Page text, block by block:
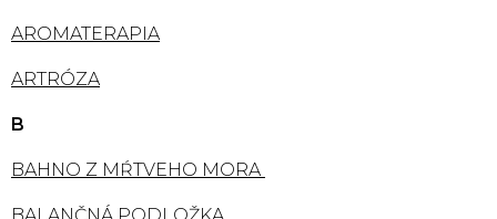
AROMATERAPIA
ARTRÓZA
B
BAHNO Z MŔTVEHO MORA